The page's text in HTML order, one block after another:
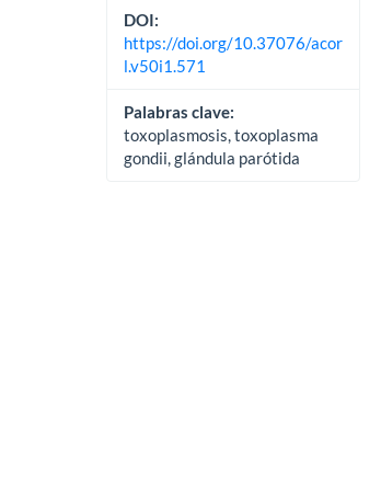
DOI:
https://doi.org/10.37076/acor
l.v50i1.571
Palabras clave:
toxoplasmosis, toxoplasma
gondii, glándula parótida